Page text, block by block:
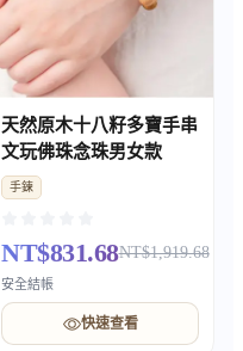
天然原木十八籽多寶手串
文玩佛珠念珠男女款
手鍊
NT$831.68NT$1,919.68
安全結帳
快速查看